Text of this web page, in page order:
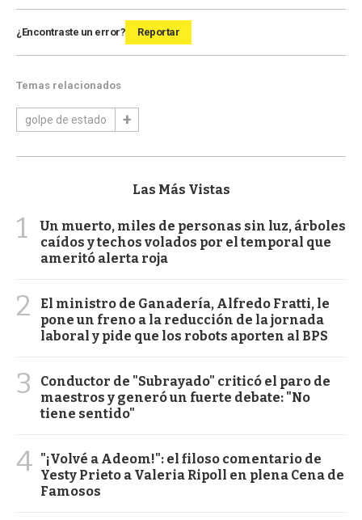
¿Encontraste un error? Reportar
Temas relacionados
golpe de estado
Las Más Vistas
1
Un muerto, miles de personas sin luz, árboles
caídos y techos volados por el temporal que
ameritó alerta roja
2
El ministro de Ganadería, Alfredo Fratti, le
pone un freno a la reducción de la jornada
laboral y pide que los robots aporten al BPS
3
Conductor de "Subrayado" criticó el paro de
maestros y generó un fuerte debate: "No
tiene sentido"
4 "¡Volvé a Adeom!": el filoso comentario de
Yesty Prieto a Valeria Ripoll en plena Cena de
Famosos